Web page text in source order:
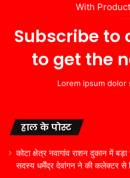
With
Subscribe to
to get the
Lorem ipsum
हाल के पोस्ट
कोटा क्षेत्र नवागांव राशन दुकान में
सदस्य धर्मेंद्र देवांगन ने की कलेक्टर से